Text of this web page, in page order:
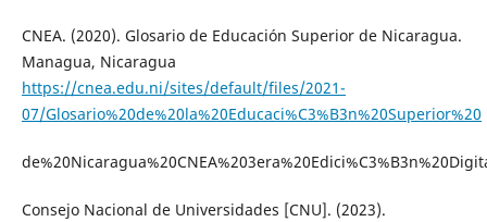
CNEA. (2020). Glosario de Educación Superior de Nicaragua.
Managua, Nicaragua
https://cnea.edu.ni/sites/default/files/2021-
07/Glosario%20de%20la%20Educaci%C3%B3n%20Superior%20
Consejo Nacional de Universidades [CNU]. (2023).